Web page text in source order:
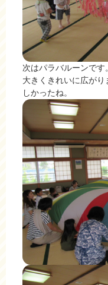
次はパラバルーンです
大きくきれいに広が
しかったね。